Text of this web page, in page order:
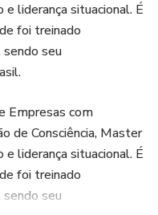
- 8 Super aulas
o seu
e Produtividade
Contribui com a
liderança situacional. É
foi treinado
seu
Empresas com
de Consciência, Master
liderança situacional. É
foi treinado
seu